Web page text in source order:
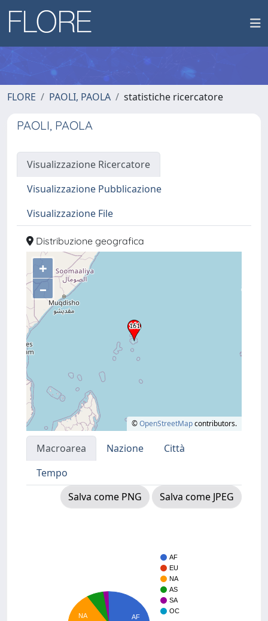
FLORE PAOLI, PAOLA statistiche ricercatore
PAOLI, PAOLA
Visualizzazione Ricercatore
Visualizzazione Pubblicazione
Visualizzazione File
Distribuzione geografica
+
–
©OpenStreetMapcontributors.
Macroarea Nazione
Città
Tempo
Salva come PNG
Salva come JPEG
AF
EU
NA
AS
SA
OC
AF
NA